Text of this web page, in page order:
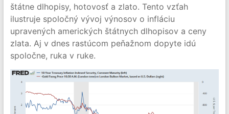
štátne dlhopisy, hotovosť a zlato. Tento vzťah
ilustruje spoločný vývoj výnosov o infláciu
upravených amerických štátnych dlhopisov a ceny
zlata. Aj v dnes rastúcom peňažnom dopyte idú
spoločne, ruka v ruke.